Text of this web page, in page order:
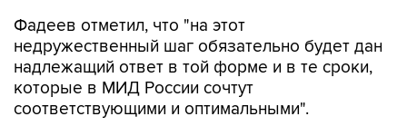
Фадеев отметил, что "на этот
недружественный шаг обязательно будет дан
надлежащий ответ в той форме и в те сроки,
которые в МИД России сочтут
соответствующими и оптимальными".